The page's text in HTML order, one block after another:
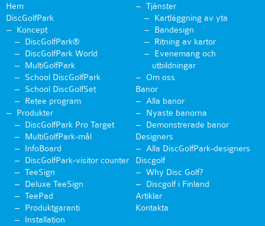
Hem
DiscGolfPark
Koncept
DiscGolfPark®
DiscGolfPark World
MultiGolfPark
School DiscGolfPark
School DiscGolfSet
Retee program
Produkter
DiscGolfPark Pro Target
MultiGolfPark-mål
InfoBoard
DiscGolfPark-visitor counter
TeeSign
Deluxe TeeSign
TeePad
Produktgaranti
Installation
Tjänster
Kartläggning av yta
Bandesign
Ritning av kartor
Evenemang och
utbildningar
Om oss
Banor
Alla banor
Nyaste banorna
Demonstrerade banor
Designers
Alla DiscGolfPark-designers
Discgolf
Why Disc Golf?
Discgolf i Finland
Artiklar
Kontakta